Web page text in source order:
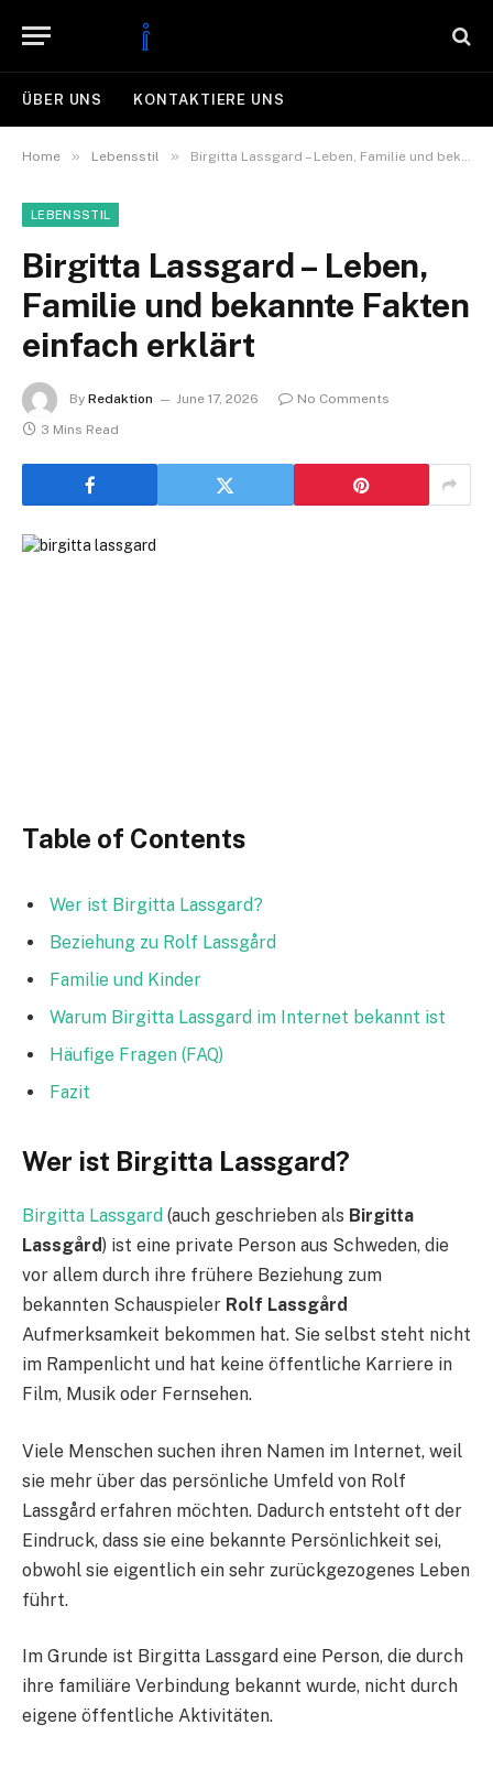
ÜBER UNS KONTAKTIERE UNS
Home » Lebensstil » Birgitta Lassgard – Leben, Familie und bekannte Fakten einfach erklärt
LEBENSSTIL
Birgitta Lassgard – Leben,
Familie und bekannte Fakten
einfach erklärt
By Redaktion June 17, 2026
No Comments
3 Mins Read
Table of Contents
Wer ist Birgitta Lassgard?
Beziehung zu Rolf Lassgård
Familie und Kinder
Warum Birgitta Lassgard im Internet bekannt ist
Häufige Fragen (FAQ)
Fazit
Wer ist Birgitta Lassgard?
Birgitta Lassgard (auch geschrieben als Birgitta
Lassgård) ist eine private Person aus Schweden, die
vor allem durch ihre frühere Beziehung zum
bekannten Schauspieler Rolf Lassgård
Aufmerksamkeit bekommen hat. Sie selbst steht nicht
im Rampenlicht und hat keine öffentliche Karriere in
Film, Musik oder Fernsehen.
Viele Menschen suchen ihren Namen im Internet, weil
sie mehr über das persönliche Umfeld von Rolf
Lassgård erfahren möchten. Dadurch entsteht oft der
Eindruck, dass sie eine bekannte Persönlichkeit sei,
obwohl sie eigentlich ein sehr zurückgezogenes Leben
führt.
Im Grunde ist Birgitta Lassgard eine Person, die durch
ihre familiäre Verbindung bekannt wurde, nicht durch
eigene öffentliche Aktivitäten.